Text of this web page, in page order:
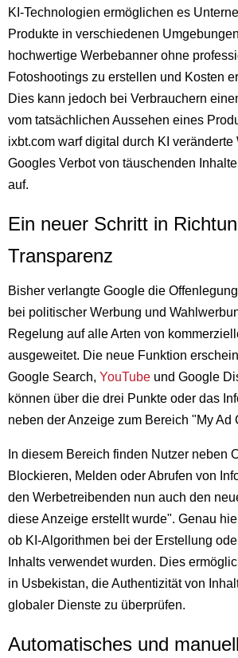
KI-Technologien ermöglichen es
Produkte in verschiedenen
hochwertige Werbebanner ohne
Fotoshootings zu erstellen und Kosten
Dies kann jedoch bei Verbrauchern
vom tatsächlichen Aussehen eines
ixbt.com warf digital durch KI veränderte
Googles Verbot von täuschenden
auf.
Ein neuer Schritt in
Transparenz
Bisher verlangte Google die
bei politischer Werbung und
Regelung auf alle Arten von
ausgeweitet. Die neue Funktion
Google Search, YouTube und Google
können über die drei Punkte oder das
neben der Anzeige zum Bereich "My Ad
In diesem Bereich finden Nutzer neben
Blockieren, Melden oder Abrufen von
den Werbetreibenden nun auch den
diese Anzeige erstellt wurde". Genau
ob KI-Algorithmen bei der Erstellung
Inhalts verwendet wurden. Dies
in Usbekistan, die Authentizität von
globaler Dienste zu überprüfen.
Automatisches und